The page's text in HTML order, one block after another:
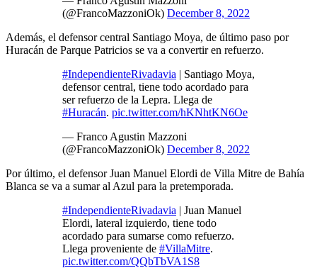
(@FrancoMazzoniOk) December 8, 2022
Además, el defensor central Santiago Moya, de último paso por
Huracán de Parque Patricios se va a convertir en refuerzo.
#IndependienteRivadavia | Santiago Moya,
defensor central, tiene todo acordado para
ser refuerzo de la Lepra. Llega de
#Huracán. pic.twitter.com/hKNhtKN6Oe
— Franco Agustin Mazzoni
(@FrancoMazzoniOk) December 8, 2022
Por último, el defensor Juan Manuel Elordi de Villa Mitre de Bahía
Blanca se va a sumar al Azul para la pretemporada.
#IndependienteRivadavia | Juan Manuel
Elordi, lateral izquierdo, tiene todo
acordado para sumarse como refuerzo.
Llega proveniente de #VillaMitre.
pic.twitter.com/QQbTbVA1S8